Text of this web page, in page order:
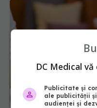
DC Medical
Publicitate și
ale publicității
audienței și